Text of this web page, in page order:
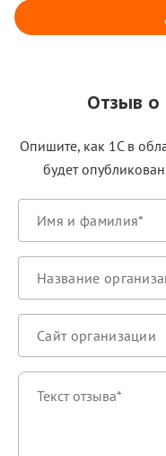
Отзыв о
Опишите, как 1С в
будет